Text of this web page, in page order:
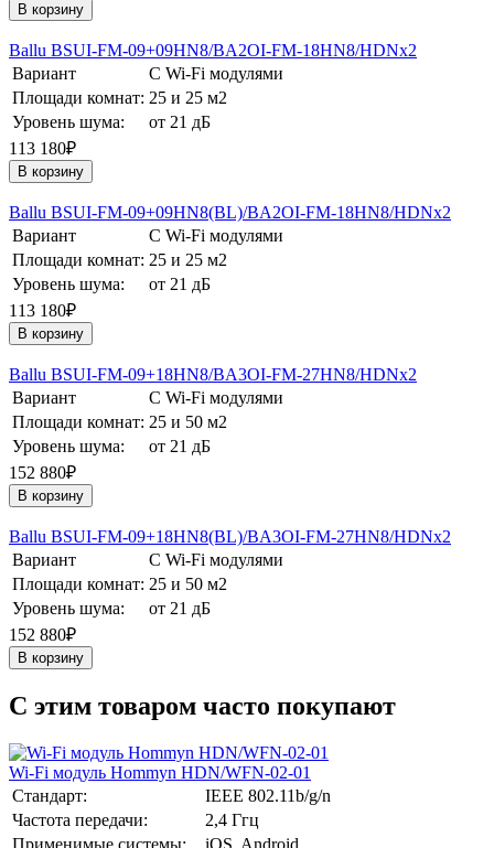
В корзину
Ballu BSUI-FM-09+09HN8/BA2OI-FM-18HN8/HDNх2
Вариант
С Wi-Fi модулями
Площади комнат: 25 и 25 м2
Уровень шума:
от 21 дБ
113 180₽
В корзину
Ballu BSUI-FM-09+09HN8(BL)/BA2OI-FM-18HN8/HDNх2
Вариант
С Wi-Fi модулями
Площади комнат: 25 и 25 м2
Уровень шума:
от 21 дБ
113 180₽
В корзину
Ballu BSUI-FM-09+18HN8/BA3OI-FM-27HN8/HDNх2
Вариант
С Wi-Fi модулями
Площади комнат: 25 и 50 м2
Уровень шума:
от 21 дБ
152 880₽
В корзину
Ballu BSUI-FM-09+18HN8(BL)/BA3OI-FM-27HN8/HDNх2
Вариант
С Wi-Fi модулями
Площади комнат: 25 и 50 м2
Уровень шума:
от 21 дБ
152 880₽
В корзину
C этим товаром часто покупают
Wi-Fi модуль Hommyn HDN/WFN-02-01
Стандарт:
IEEE 802.11b/g/n
Частота передачи:
2,4 Ггц